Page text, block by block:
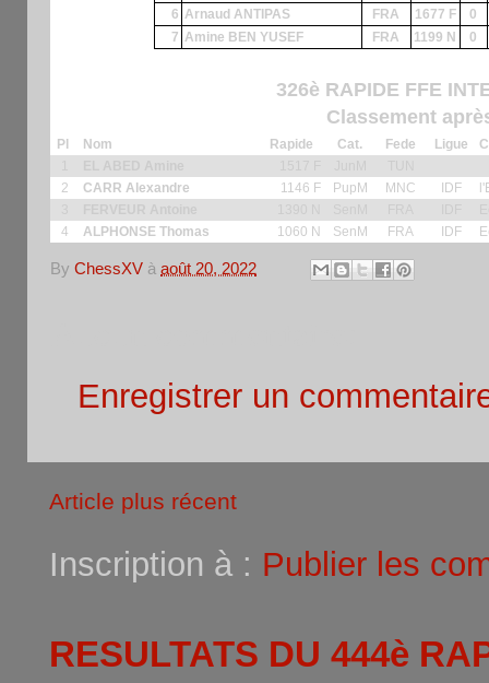
6 Arnaud ANTIPAS FRA 1677 F
0
7 Amine BEN YUSEF FRA 1199 N 0
326è RAPIDE FFE
Classement
Pl Nom Rapide Cat. Fede Ligue
2
CARR Alexandre 1146 F PupM MNC IDF
4
ALPHONSE Thomas 1060 N SenM FRA IDF
By ChessXV à août 20, 2022
Enregistrer un
Article plus récent
Inscription à : Publier les
RESULTATS DU 444è